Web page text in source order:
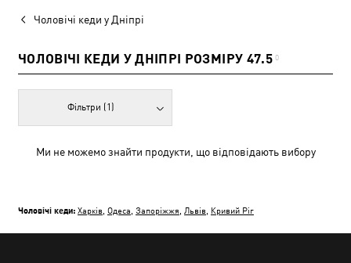
Чоловічі кеди у Дніпрі
ЧОЛОВІЧІ КЕДИ У ДНІПРІ РОЗМІРУ 47.5 0
Фільтри (1)
Ми не можемо знайти продукти, що відповідають вибору
Чоловічі кеди: Харків Одеса Запоріжжя Львів Кривий Ріг